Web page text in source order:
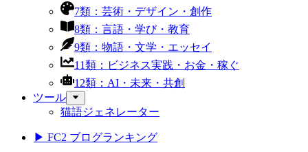
7類：芸術・デザイン・創作
8類：言語・学び・教育
9類：物語・文学・エッセイ
11類：ビジネス実践・お金・稼ぐ
12類：AI・未来・共創
ツール
猫語ジェネレーター
▶ FC2 ブログランキング